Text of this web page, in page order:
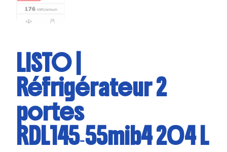
LISTO |
Réfrigérateur 2
portes
RDL145‑55mib4 204 L